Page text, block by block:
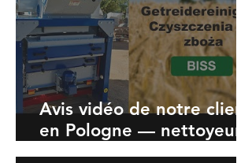
Avis vidéo de notre client
en Pologne — nettoyeur
de grains à grilles BISS